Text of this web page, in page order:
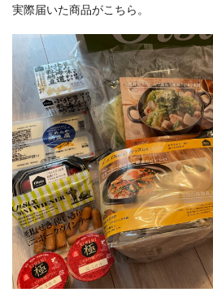
実際届いた商品がこちら。